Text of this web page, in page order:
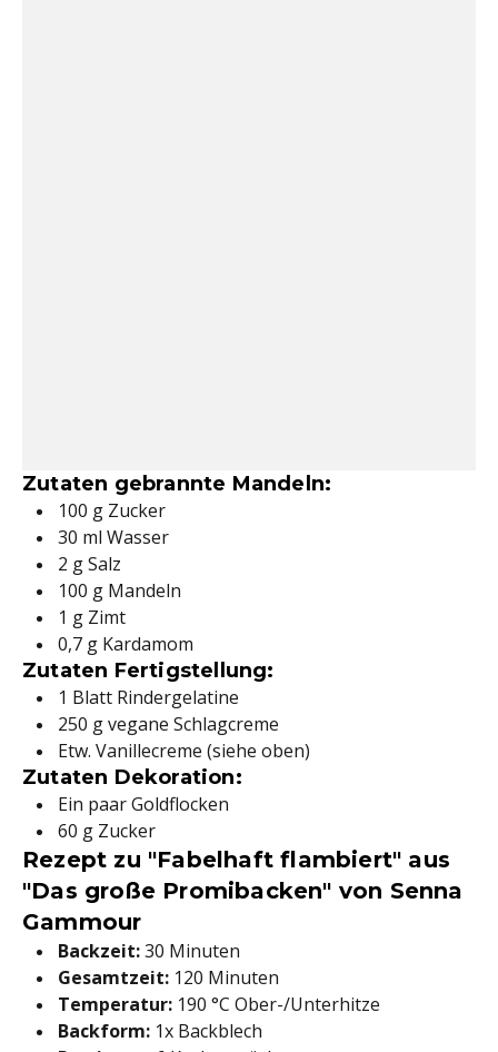
Zutaten gebrannte Mandeln:
100 g Zucker
30 ml Wasser
2 g Salz
100 g Mandeln
1 g Zimt
0,7 g Kardamom
Zutaten Fertigstellung:
1 Blatt Rindergelatine
250 g vegane Schlagcreme
Etw. Vanillecreme (siehe oben)
Zutaten Dekoration:
Ein paar Goldflocken
60 g Zucker
Rezept zu "Fabelhaft flambiert" aus
"Das große Promibacken" von Senna
Gammour
Backzeit:30 Minuten
Gesamtzeit: 120 Minuten
Temperatur: 190 °C Ober-/Unterhitze
Backform: 1x Backblech